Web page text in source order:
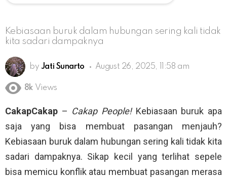
Kebiasaan buruk dalam hubungan sering kali tidak
kita sadari dampaknya
by Jati Sunarto August 26, 2025, 11:58 am
8k Views
CakapCakap – Cakap People! Kebiasaan buruk apa
saja yang bisa membuat pasangan menjauh?
Kebiasaan buruk dalam hubungan sering kali tidak kita
sadari dampaknya. Sikap kecil yang terlihat sepele
bisa memicu konflik atau membuat pasangan merasa